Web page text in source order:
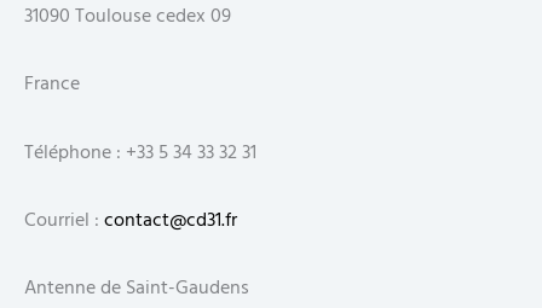
31090 Toulouse cedex 09
France
Téléphone : +33 5 34 33 32 31
Courriel :contact@cd31.fr
Antenne de Saint-Gaudens